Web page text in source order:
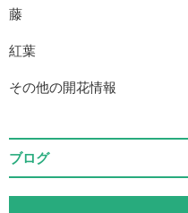
藤
紅葉
その他の開花情報
ブログ